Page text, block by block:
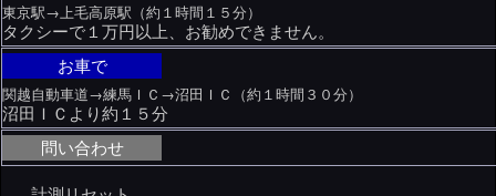
東京駅→上毛高原駅（約１時間１５分）
タクシーで１万円以上、お勧めできません。
お車で
関越自動車道→練馬ＩＣ→沼田ＩＣ（約１時間３０分）
沼田ＩＣより約１５分
問い合わせ